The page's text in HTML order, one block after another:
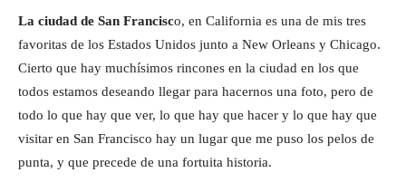
La ciudad de San Francisco, en California es una de mis tres
favoritas de los Estados Unidos junto a New Orleans y Chicago.
Cierto que hay muchísimos rincones en la ciudad en los que
todos estamos deseando llegar para hacernos una foto, pero de
todo lo que hay que ver, lo que hay que hacer y lo que hay que
visitar en San Francisco hay un lugar que me puso los pelos de
punta, y que precede de una fortuita historia.